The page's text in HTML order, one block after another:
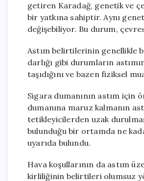
getiren Karadağ, genetik ve
bir yatkına sahiptir. Aynı
değişebiliyor. Bu durum,
Astım belirtilerinin genellikle
darlığı gibi durumların
taşıdığını ve bazen fiziksel
Sigara dumanının astım
dumanına maruz kalmanın
tetikleyicilerden uzak
bulunduğu bir ortamda ne
uyarıda bulundu.
Hava koşullarının da astım
kirliliğinin belirtileri olumsuz